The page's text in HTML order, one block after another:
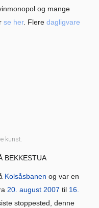
og mange
se her. Flere dagligvare
kunst.
BEKKESTUA
Kolsåsbanen og var en
20. august 2007 til 16.
stoppested, denne